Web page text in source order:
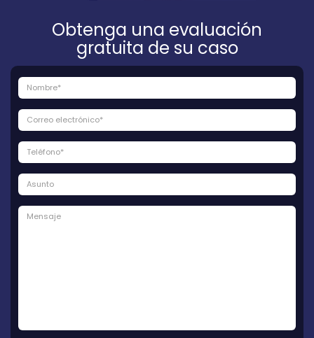
Obtenga una evaluación
gratuita de su caso